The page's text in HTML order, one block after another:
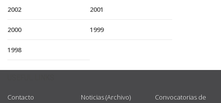
2002 2001
2000 1999
1998
Contacto
Noticias (Archivo)
Convocatorias de